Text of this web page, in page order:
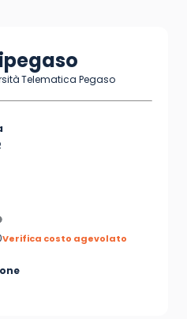
Telematica Pegaso
Verifica costo agevolato